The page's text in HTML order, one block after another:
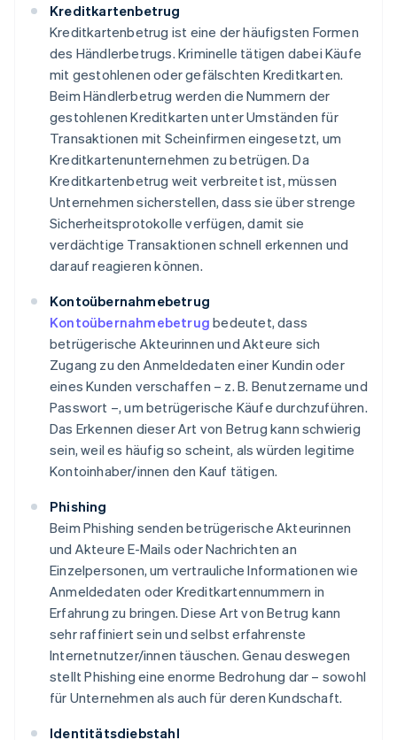
Kreditkartenbetrug
Kreditkartenbetrug ist eine der häufigsten Formen
des Händlerbetrugs. Kriminelle tätigen dabei Käufe
mit gestohlenen oder gefälschten Kreditkarten.
Beim Händlerbetrug werden die Nummern der
gestohlenen Kreditkarten unter Umständen für
Transaktionen mit Scheinfirmen eingesetzt, um
Kreditkartenunternehmen zu betrügen. Da
Kreditkartenbetrug weit verbreitet ist, müssen
Unternehmen sicherstellen, dass sie über strenge
Sicherheitsprotokolle verfügen, damit sie
verdächtige Transaktionen schnell erkennen und
darauf reagieren können.
Kontoübernahmebetrug
Kontoübernahmebetrug bedeutet, dass
betrügerische Akteurinnen und Akteure sich
Zugang zu den Anmeldedaten einer Kundin oder
eines Kunden verschaffen – z. B. Benutzername und
Passwort –, um betrügerische Käufe durchzuführen.
Das Erkennen dieser Art von Betrug kann schwierig
sein, weil es häufig so scheint, als würden legitime
Kontoinhaber/innen den Kauf tätigen.
Phishing
Beim Phishing senden betrügerische Akteurinnen
und Akteure E-Mails oder Nachrichten an
Einzelpersonen, um vertrauliche Informationen wie
Anmeldedaten oder Kreditkartennummern in
Erfahrung zu bringen. Diese Art von Betrug kann
sehr raffiniert sein und selbst erfahrenste
Internetnutzer/innen täuschen. Genau deswegen
stellt Phishing eine enorme Bedrohung dar – sowohl
für Unternehmen als auch für deren Kundschaft.
Identitätsdiebstahl